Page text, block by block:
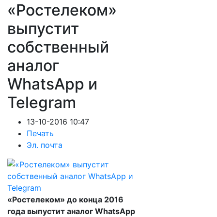
«Ростелеком»
выпустит
собственный
аналог
WhatsApp и
Telegram
13-10-2016 10:47
Печать
Эл. почта
«Ростелеком» до конца 2016
года выпустит аналог WhatsApp